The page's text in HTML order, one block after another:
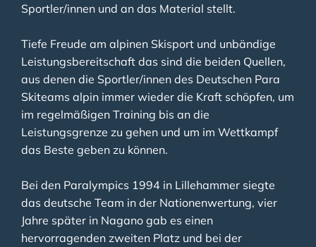
Sportler/innen und an das Material stellt.
Tiefe Freude am alpinen Skisport und unbändige
Leistungsbereitschaft das sind die beiden Quellen,
aus denen die Sportler/innen des Deutschen Para
Skiteams alpin immer wieder die Kraft schöpfen, um
im regelmäßigen Training bis an die
Leistungsgrenze zu gehen und um im Wettkampf
das Beste geben zu können.
Bei den Paralympics 1994 in Lillehammer siegte
das deutsche Team in der Nationenwertung, vier
Jahre später in Nagano gab es einen
hervorragenden zweiten Platz und bei der